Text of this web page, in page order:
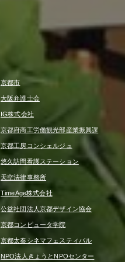
京都市
大阪弁護士会
IG株式会社
京都府商工労働観光部産業振興課
京都工房コンシェルジュ
悠久訪問看護ステーション
天空法律事務所
TimeAge株式会社
公益社団法人京都デザイン協会
京都コンピュータ学院
京都太秦シネマフェスティバル
NPO法人きょうとNPOセンター